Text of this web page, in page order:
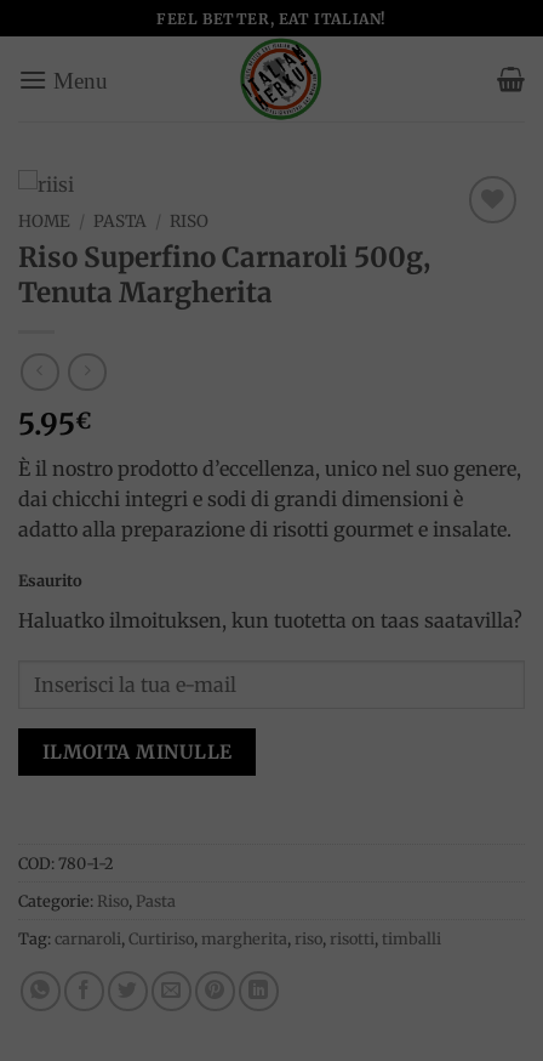
ai
contenuti
FEEL BETTER, EAT ITALIAN!
HOME / PASTA / RISO
Riso Superfino Carnaroli 500g,
Tenuta Margherita
5.95€
È il nostro prodotto d’eccellenza, unico nel suo genere,
dai chicchi integri e sodi di grandi dimensioni è
adatto alla preparazione di risotti gourmet e insalate.
Esaurito
Haluatko ilmoituksen, kun tuotetta on taas saatavilla?
ILMOITA MINULLE
COD: 780-1-2
Categorie: Riso, Pasta
Tag: carnaroli, Curtiriso, margherita, riso, risotti, timballi